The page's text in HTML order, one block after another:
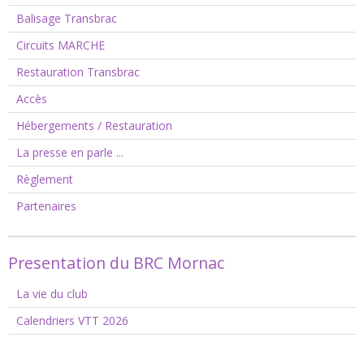
Balisage Transbrac
Circuits MARCHE
Restauration Transbrac
Accès
Hébergements / Restauration
La presse en parle ...
Règlement
Partenaires
Presentation du BRC Mornac
La vie du club
Calendriers VTT 2026